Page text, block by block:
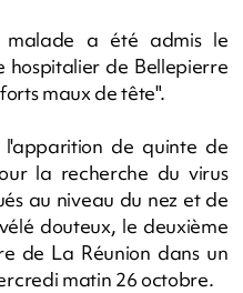
malade a été admis le
de Bellepierre
maux de tête".
de quinte de
la recherche du virus
au niveau du nez et de
douteux, le deuxième
de La Réunion dans un
matin 26 octobre.